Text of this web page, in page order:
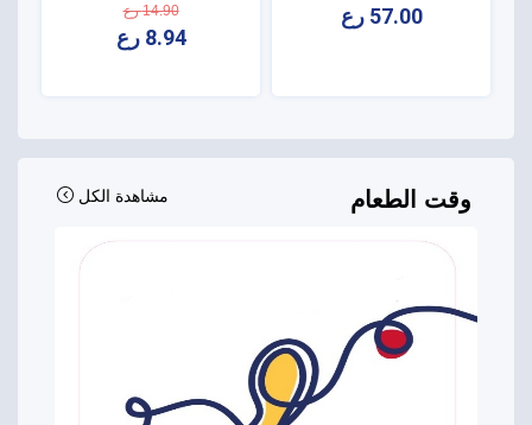
57.00 رع 14.90 رع
8.94 رع
وقت الطعام مشاهدة الكل